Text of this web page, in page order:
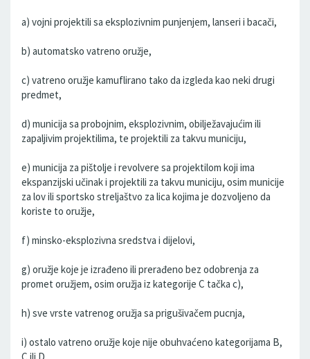
a) vojni projektili sa eksplozivnim punjenjem, lanseri i bacači,
b) automatsko vatreno oružje,
c) vatreno oružje kamuflirano tako da izgleda kao neki drugi
predmet,
d) municija sa probojnim, eksplozivnim, obilježavajućim ili
zapaljivim projektilima, te projektili za takvu municiju,
e) municija za pištolje i revolvere sa projektilom koji ima
ekspanzijski učinak i projektili za takvu municiju, osim municije
za lov ili sportsko streljaštvo za lica kojima je dozvoljeno da
koriste to oružje,
f) minsko-eksplozivna sredstva i dijelovi,
g) oružje koje je izrađeno ili prerađeno bez odobrenja za
promet oružjem, osim oružja iz kategorije C tačka c),
h) sve vrste vatrenog oružja sa prigušivačem pucnja,
i) ostalo vatreno oružje koje nije obuhvaćeno kategorijama B,